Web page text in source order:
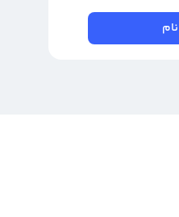
ریپل بخریم و بفروشیم؟